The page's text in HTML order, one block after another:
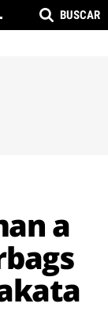
BUSCAR
a